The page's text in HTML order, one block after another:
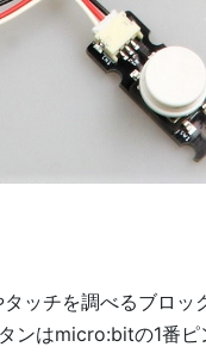
ッチを調べるブロッ
ンはmicro:bitの1番ピ